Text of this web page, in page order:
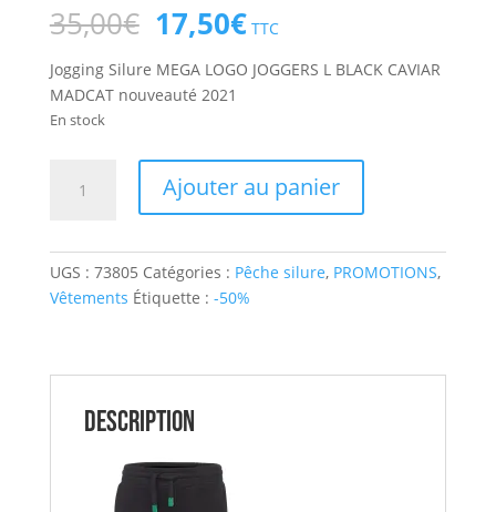
basé sur
notation
35,00€ Le
prix
initial
était :
17,50€Le
prix
actuel
TTC
Jogging Silure MEGA LOGO JOGGERS L BLACK CAVIAR
MADCAT nouveauté 2021
En stock
Silure
MEGA
LOGO
BLACK
MADCAT
Ajouter au panier
UGS : 73805 Catégories : Pêche silure, PROMOTIONS,
Vêtements Étiquette : -50%
Description